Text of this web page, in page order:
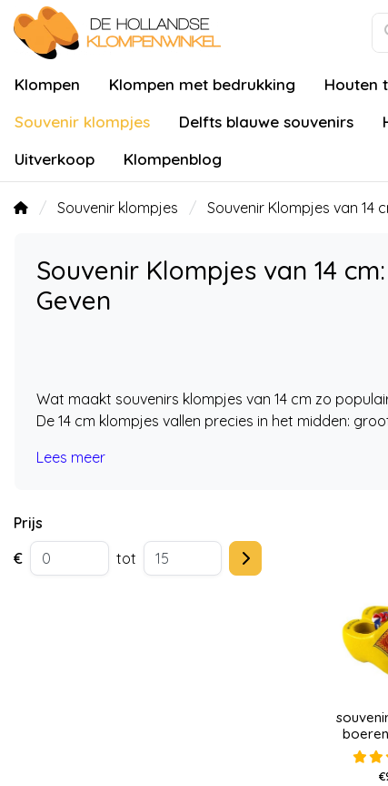
Klompen Klompen met bedrukking Houten
Souvenir klompjes
Delfts blauwe souvenirs
Uitverkoop
Klompenblog
Souvenir klompjes Souvenir Klompjes van 14
Souvenir Klompjes van 14
Geven
Wat maakt souvenirs klompjes van 14 cm zo
De 14 cm klompjes vallen precies in het midden:
Lees meer
Prijs
€
tot